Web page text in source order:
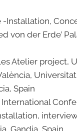
-Installation,
von der Erde’
Atelier project,
Spain
Gandia, Spain